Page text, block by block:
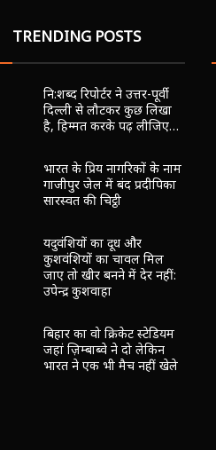
नि:शब्द रिपोर्टर ने उत्तर-पूर्वी
दिल्ली से लौटकर कुछ लिखा
भारत के प्रिय नागरिकों के नाम
गाजीपुर जेल में बंद प्रदीपिका
यदुवंशियों का दूध और
कुशवंशियों का चावल मिल
जाए तो खीर बनने में देर नहीं:
बिहार का वो क्रिकेट स्टेडियम
जहां ज़िम्बाब्वे ने दो लेकिन